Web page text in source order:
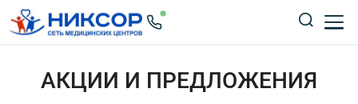
АКЦИИ И ПРЕДЛОЖЕНИЯ